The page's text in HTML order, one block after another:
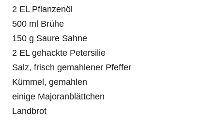
2 EL Pflanzenöl
500 ml Brühe
150 g Saure Sahne
2 EL gehackte Petersilie
Salz, frisch gemahlener Pfeffer
Kümmel, gemahlen
einige Majoranblättchen
Landbrot